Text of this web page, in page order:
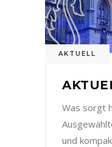
AKTUELL
Was sorgt
und